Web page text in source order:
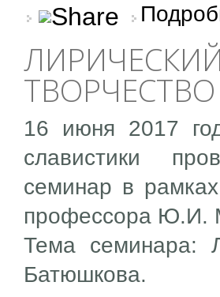
16 июня 2017
славистики
семинар в
профессора Ю.И.
Тема семинара:
Батюшкова.